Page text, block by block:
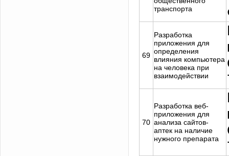
транспорта
69
Разработка
приложения для
определения
влияния компьютера
на человека при
взаимодействии
70
Разработка веб-
приложения для
анализа сайтов-
аптек на наличие
нужного препарата